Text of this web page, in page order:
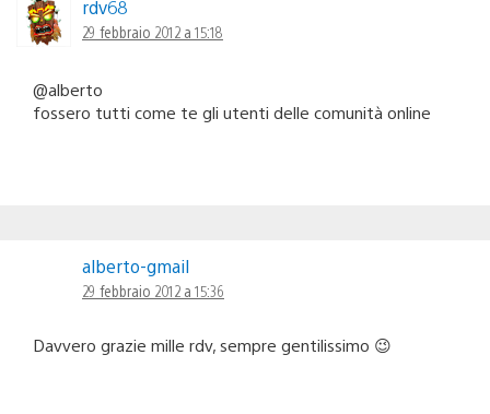
rdv68
29 febbraio 2012 a 15:18
@alberto
fossero tutti come te gli utenti delle comunità online
alberto-gmail
29 febbraio 2012 a 15:36
Davvero grazie mille rdv, sempre gentilissimo 😉